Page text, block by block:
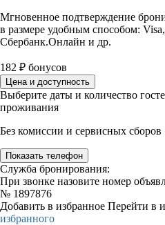
Мгновенное подтверждение
в размере удобным способом:
Сбербанк.Онлайн и др.
182 ₽ бонусов
Цена и доступность
Выберите даты и количество
проживания
Без комиссии и сервисных сборов
Показать телефон
Служба бронирования:
При звонке назовите номер
№ 1897876
Добавить в избранное Перейти в
избранного